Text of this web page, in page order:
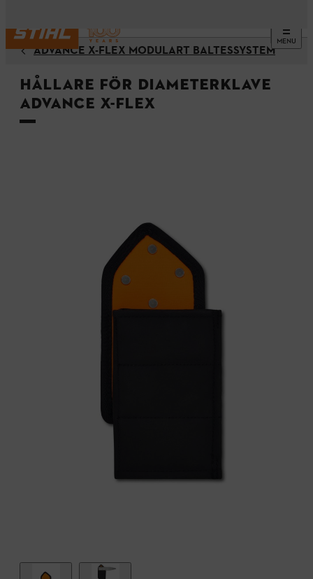
MENU
ADVANCE X-FLEX MODULÄRT BÄLTESSYSTEM
Hållare för diameterklave
ADVANCE X-Flex